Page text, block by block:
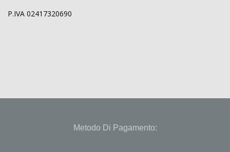
P.IVA 02417320690
Metodo Di Pagamento: